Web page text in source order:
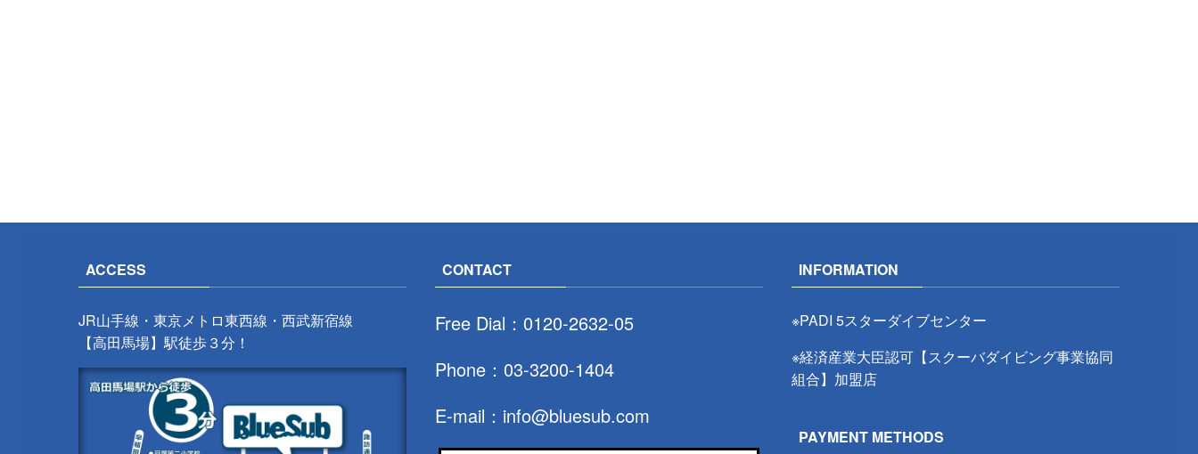
ACCESS
JR山手線・東京メトロ東西線・西武新宿線
【高田馬場】駅徒歩３分！
CONTACT
Free Dial： 0120-2632-05
Phone： 03-3200-1404
E-mail： info@bluesub.com
INFORMATION
※PADI 5スターダイブセンター
※経済産業大臣認可【スクーバダイビング事業協同
組合】加盟店
PAYMENT METHODS